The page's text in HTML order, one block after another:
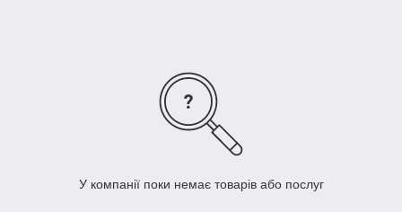
У компанії поки немає товарів або послуг